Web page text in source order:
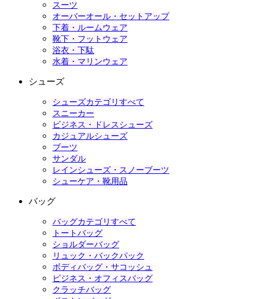
スーツ
オーバーオール・セットアップ
下着・ルームウェア
靴下・フットウェア
浴衣・下駄
水着・マリンウェア
シューズ
シューズカテゴリすべて
スニーカー
ビジネス・ドレスシューズ
カジュアルシューズ
ブーツ
サンダル
レインシューズ・スノーブーツ
シューケア・靴用品
バッグ
バッグカテゴリすべて
トートバッグ
ショルダーバッグ
リュック・バックパック
ボディバッグ・サコッシュ
ビジネス・オフィスバッグ
クラッチバッグ